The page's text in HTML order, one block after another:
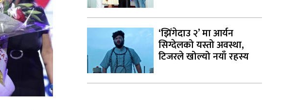
‘झिँगेदाउ २’ मा आर्यन
सिग्देलको यस्तो अवस्था,
टिजरले खोल्यो नयाँ रहस्य